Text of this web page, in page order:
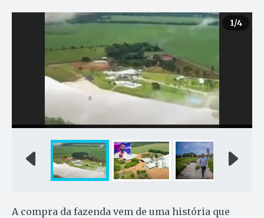
1/4
A compra da fazenda vem de uma história que